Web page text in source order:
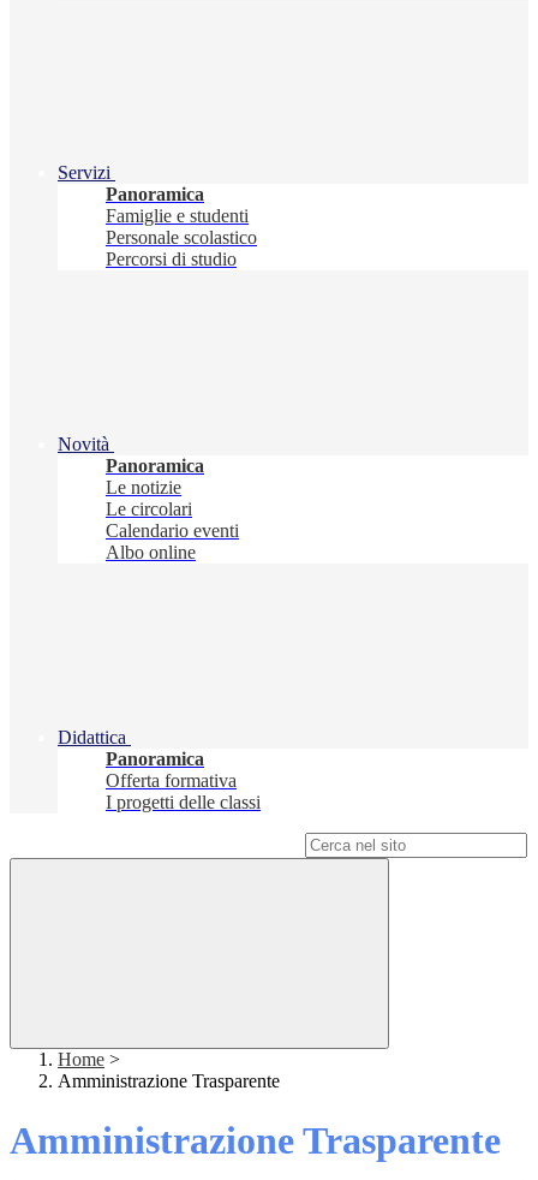
Servizi
Panoramica
Famiglie e studenti
Personale scolastico
Percorsi di studio
Novità
Panoramica
Le notizie
Le circolari
Calendario eventi
Albo online
Didattica
Panoramica
Offerta formativa
I progetti delle classi
Home >
Amministrazione Trasparente
Amministrazione Trasparente